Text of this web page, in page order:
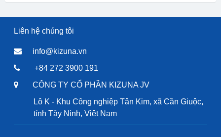
Liên hệ chúng tôi
info@kizuna.vn
+84 272 3900 191
CÔNG TY CỔ PHẦN KIZUNA JV
Lô K - Khu Công nghiệp Tân Kim, xã Cần Giuộc,
tỉnh Tây Ninh, Việt Nam